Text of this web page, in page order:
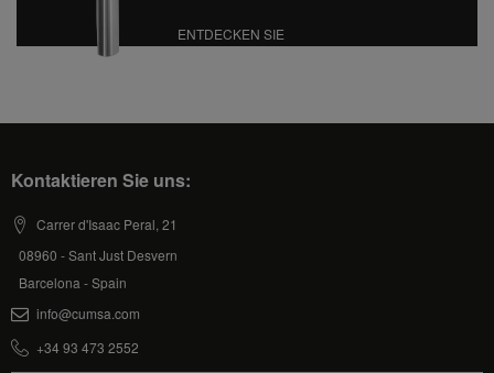
ENTDECKEN SIE
Kontaktieren Sie uns:
Carrer d'Isaac Peral, 21
08960 - Sant Just Desvern
Barcelona - Spain
info@cumsa.com
+34 93 473 2552